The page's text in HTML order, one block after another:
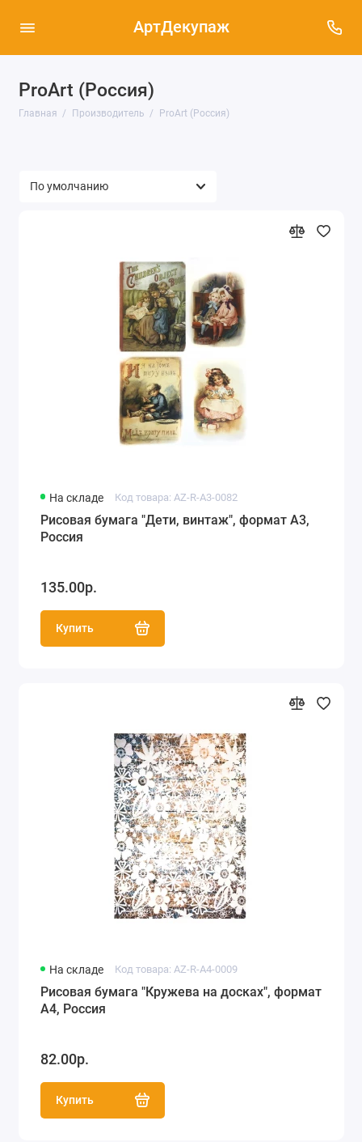
АртДекупаж
ProArt (Россия)
Главная Производитель ProArt (Россия)
На складе Код товара: AZ-R-A3-0082
Рисовая бумага "Дети, винтаж", формат А3,
Россия
135.00р.
Купить
На складе Код товара: AZ-R-A4-0009
Рисовая бумага "Кружева на досках", формат
А4, Россия
82.00р.
Купить